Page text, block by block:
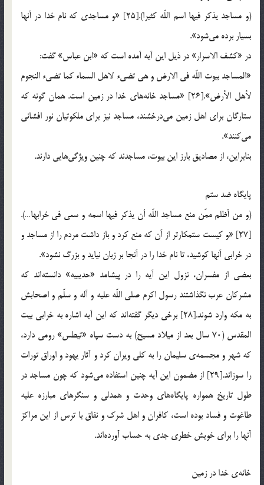
(و مساجد يذكر فيها اسم اللّه كثيرا).[25] «و مساجدي كه نام خدا در آنها
بسيار برده مي‌شود».
در «كشف الاسرار» در ذيل اين آيه آمده است كه «ابن عباس» گفت:
«المساجد بيوت اللّه في الارض و هي تضيء لاهل السماء كما تضيء النجوم
لأهل الأرض».[26] «مساجد خانه‌هاي خدا در زمين است. همان گونه كه
ستارگان براي اهل زمين مي‌درخشند، مساجد نيز براي ملكوتيان نور افشاني
مي‌كنند».
بنابراين، از مصاديق بارز اين بيوت، مساجدند كه چنين ويژگي‌هايي دارند.
پايگاه ضد ستم
(و من أظلم ممّن منع مساجد اللّه أن يذكر فيها اسمه و سعي في خرابها…).
[27] «و كيست ستمكارتر از آن كه منع كرد و باز داشت مردم را از مساجد و
در خرابي آنها كوشيد، تا نام خدا را در آنجا بر زبان نيايد و بزرگ نشود».
بعضي از مفسران، نزول اين آيه را در پيشامد «حديبيه» دانسته‌اند كه
مشركان عرب نگذاشتند رسول اكرم صلي اللّه عليه و آله و سلّم و اصحابش
به مكه وارد شوند.[28] برخي ديگر گفته‌اند كه اين آيه اشاره به خرابي بيت
المقدس (70 سال بعد از ميلاد مسيح) به دست سپاه «تيطس» رومي دارد،
كه شهر و مجسمه‎ي سليمان را به كلي ويران كرد و آثار يهود و اوراق تورات
را سوزاند.[29] از مضمون اين آيه چنين استفاده مي‌شود كه چون مساجد در
طول تاريخ همواره پايگاه‌هاي وحدت و همدلي و سنگرهاي مبارزه عليه
طاغوت و فساد بوده است، كافران و اهل شرك و نفاق با ترس از اين مراكز
آنها را براي خويش خطري جدي به حساب آورده‌اند.
خانه‌ي خدا در زمين